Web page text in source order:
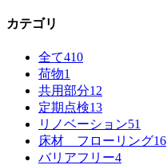
カテゴリ
全て410
荷物1
共用部分12
定期点検13
リノベーション51
床材 フローリング16
バリアフリー4